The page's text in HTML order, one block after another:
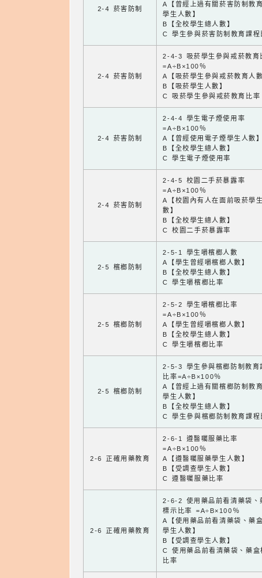
2-4 菸害防制
A【曾經上過有關菸害防制教
學生人數】
B【全校學生總人數】
C 學生參與菸害防制教育課程
2-4 菸害防制
2-4-3 吸菸學生參與戒菸教育
=A÷B×100％
A【吸菸學生參與戒菸教育人
B【吸菸學生人數】
C 吸菸學生參與戒菸教育比率
2-4 菸害防制
2-4-4 學生電子煙使用率
=A÷B×100％
A【曾經使用電子煙學生人數
B【全校學生總人數】
C 學生電子煙使用率
2-4 菸害防制
2-4-5 校園二手菸暴露率
=A÷B×100％
A【校園內有人在面前吸菸學
數】
B【全校學生總人數】
C 校園二手菸暴露率
2-5 檳榔防制
2-5-1 學生嚼檳榔人數
A【學生曾經嚼檳榔人數】
B【全校學生總人數】
C 學生嚼檳榔比率
2-5 檳榔防制
2-5-2 學生嚼檳榔比率
=A÷B×100％
A【學生曾經嚼檳榔人數】
B【全校學生總人數】
C 學生嚼檳榔比率
2-5 檳榔防制
2-5-3 學生參與檳榔防制教育
比率=A÷B×100％
A【曾經上過有關檳榔防制教
學生人數】
B【全校學生總人數】
C 學生參與檳榔防制教育課程
2-6 正確用藥教育
2-6-1 遵醫囑服藥比率
=A÷B×100％
A【遵醫囑服藥學生人數】
B【受調查學生人數】
C 遵醫囑服藥比率
2-6 正確用藥教育
2-6-2 使用藥品前看清藥袋、
標示比率 =A÷B×100％
A【使用藥品前看清藥袋、藥
學生人數】
B【受調查學生人數】
C 使用藥品前看清藥袋、藥盒
比率